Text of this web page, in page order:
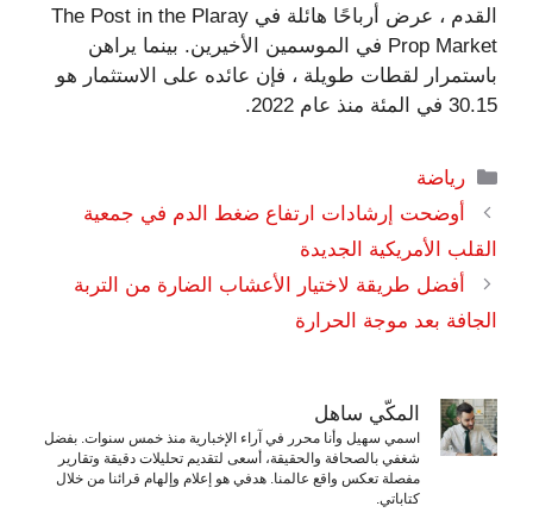
القدم ، عرض أرباحًا هائلة في The Post in the Plaray
Prop Market في الموسمين الأخيرين. بينما يراهن
باستمرار لقطات طويلة ، فإن عائده على الاستثمار هو
30.15 في المئة منذ عام 2022.
التصنيفات
رياضة
أوضحت إرشادات ارتفاع ضغط الدم في جمعية
القلب الأمريكية الجديدة
أفضل طريقة لاختيار الأعشاب الضارة من التربة
الجافة بعد موجة الحرارة
المكّي ساهل
اسمي سهيل وأنا محرر في آراء الإخبارية منذ خمس سنوات. بفضل
شغفي بالصحافة والحقيقة، أسعى لتقديم تحليلات دقيقة وتقارير
مفصلة تعكس واقع عالمنا. هدفي هو إعلام وإلهام قرائنا من خلال
كتاباتي.